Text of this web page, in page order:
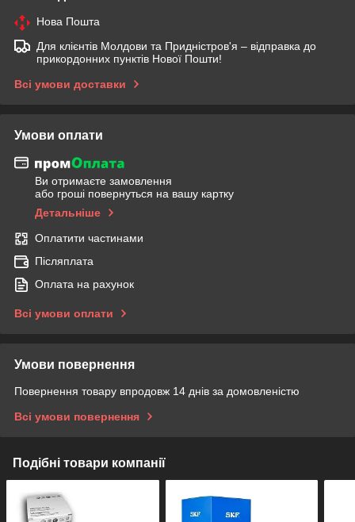
Нова Пошта
Для клієнтів Молдови та Придністров'я – відправка до
прикордонних пунктів Нової Пошти!
Всі умови доставки
Умови оплати
Ви отримаєте замовлення
або гроші повернуться на вашу картку
Детальніше
Оплатити частинами
Післяплата
Оплата на рахунок
Всі умови оплати
Умови повернення
Повернення товару впродовж 14 днів за домовленістю
Всі умови повернення
Подібні товари компанії